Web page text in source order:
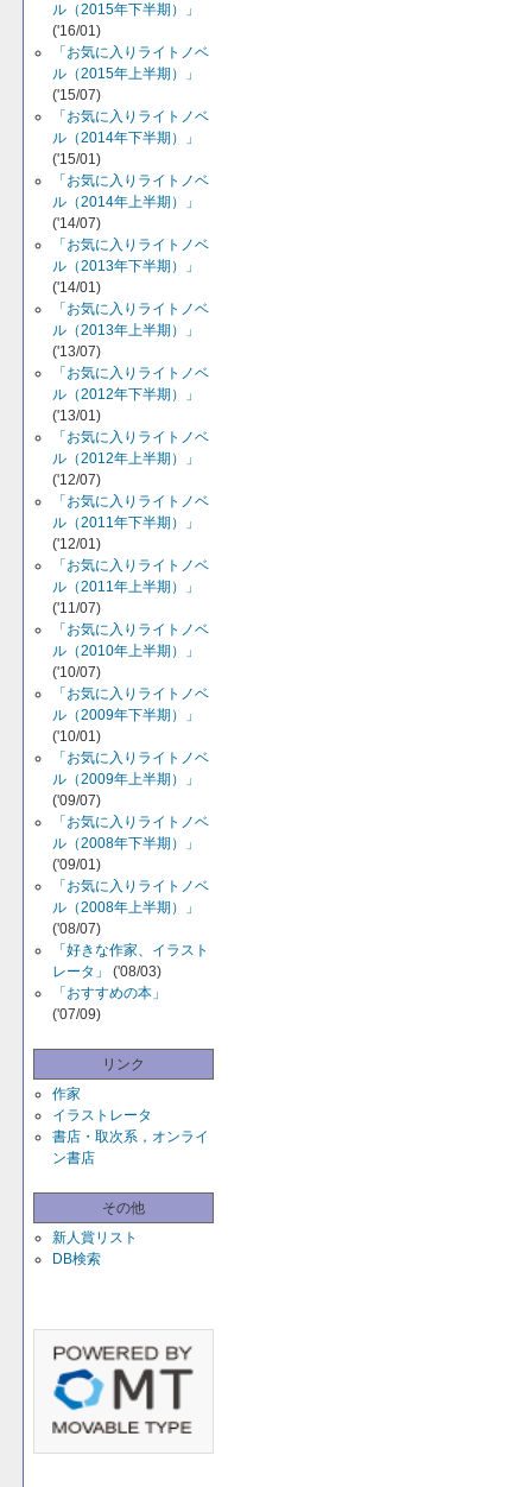
ル（2015年下半期）」
('16/01)
「お気に入りライトノベ
ル（2015年上半期）」
('15/07)
「お気に入りライトノベ
ル（2014年下半期）」
('15/01)
「お気に入りライトノベ
ル（2014年上半期）」
('14/07)
「お気に入りライトノベ
ル（2013年下半期）」
('14/01)
「お気に入りライトノベ
ル（2013年上半期）」
('13/07)
「お気に入りライトノベ
ル（2012年下半期）」
('13/01)
「お気に入りライトノベ
ル（2012年上半期）」
('12/07)
「お気に入りライトノベ
ル（2011年下半期）」
('12/01)
「お気に入りライトノベ
ル（2011年上半期）」
('11/07)
「お気に入りライトノベ
ル（2010年上半期）」
('10/07)
「お気に入りライトノベ
ル（2009年下半期）」
('10/01)
「お気に入りライトノベ
ル（2009年上半期）」
('09/07)
「お気に入りライトノベ
ル（2008年下半期）」
('09/01)
「お気に入りライトノベ
ル（2008年上半期）」
('08/07)
「好きな作家、イラスト
レータ」
('08/03)
「おすすめの本」
('07/09)
リンク
作家
イラストレータ
書店・取次系，オンライ
ン書店
その他
新人賞リスト
DB検索